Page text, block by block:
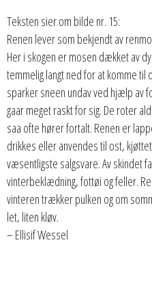
Teksten sier om bilde nr. 15:
Renen lever som bekjendt av
Her i skogen er mosen dækket av
temmelig langt ned for at komme til
sparker sneen undav ved hjælp av
gaar meget raskt for sig. De roter
saa ofte hører fortalt. Renen er
drikkes eller anvendes til ost,
væsentligste salgsvare. Av skindet
vinterbeklædning, fottøi og feller.
vinteren trækker pulken og om
let, liten kløv.
– Ellisif Wessel